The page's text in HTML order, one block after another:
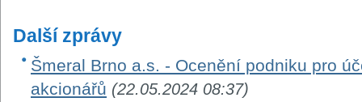
Další zprávy
Šmeral Brno a.s. - Ocenění podniku pro
akcionářů (22.05.2024 08:37)